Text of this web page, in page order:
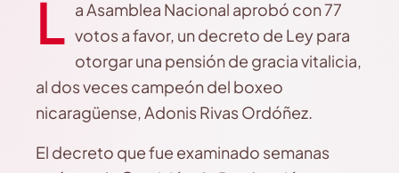
L a Asamblea Nacional aprobó con 77
votos a favor, un decreto de Ley para
otorgar una pensión de gracia vitalicia,
al dos veces campeón del boxeo
nicaragüense, Adonis Rivas Ordóñez.
El decreto que fue examinado semanas